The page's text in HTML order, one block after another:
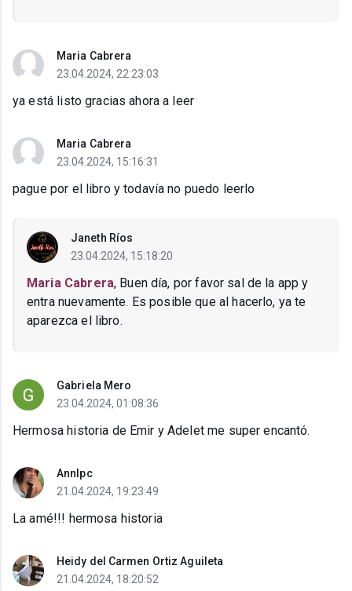
Maria Cabrera
23.04.2024, 22:23:03
ya está listo gracias ahora a leer
Maria Cabrera
23.04.2024, 15:16:31
pague por el libro y todavía no puedo leerlo
Janeth Ríos
23.04.2024, 15:18:20
Maria Cabrera, Buen día, por favor sal de la app y
entra nuevamente. Es posible que al hacerlo, ya te
aparezca el libro.
Gabriela Mero
23.04.2024, 01:08:36
Hermosa historia de Emir y Adelet me super encantó.
Annlpc
21.04.2024, 19:23:49
La amé!!! hermosa historia
Heidy del Carmen Ortiz Aguileta
21.04.2024, 18:20:52